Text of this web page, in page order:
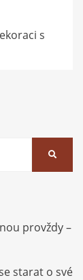
s
provždy –
starat o své